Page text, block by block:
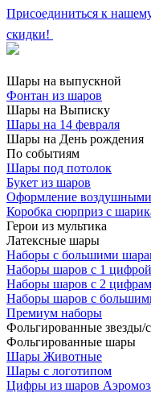
Присоединиться к
скидки!
Шары на выпускной
Фонтан из шаров
Шары на Выписку
Шары на 14 февраля
Шары на День рождения
По событиям
Шары под потолок
Букет из шаров
Оформление
Коробка сюрприз с
Герои из мультика
Латексные шары
Наборы с большими
Наборы шаров с 1 цифрой
Наборы шаров с 2
Наборы шаров с
Премиум наборы
Фольгированные звезды/
Фольгированные шары
Шары Животные
Шары с логотипом
Цифры из шаров